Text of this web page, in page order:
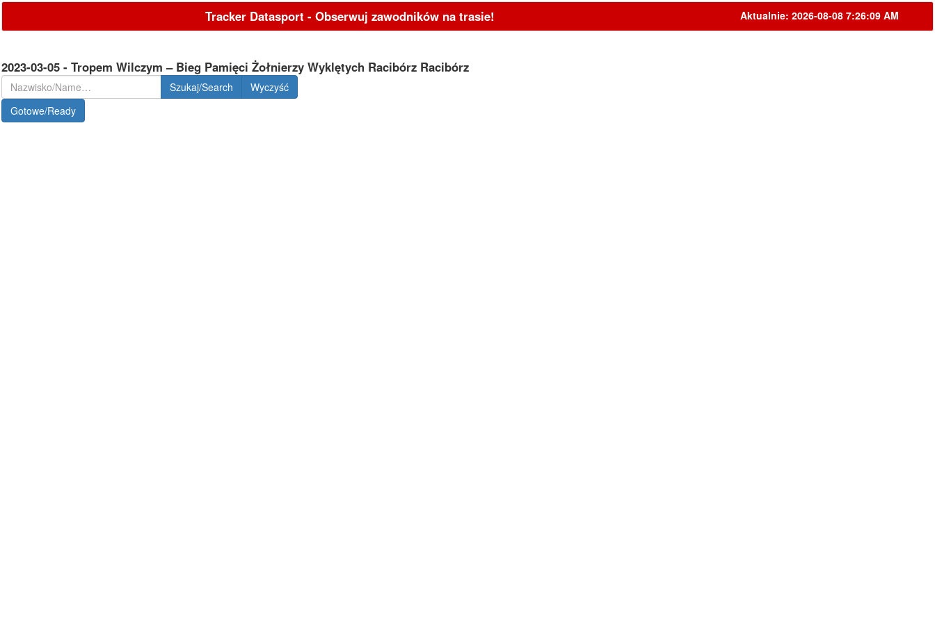
Tracker Datasport - Obserwuj zawodników na trasie! Aktualnie: 2026-08-08 7:26:09 AM
2023-03-05 - Tropem Wilczym – Bieg Pamięci Żołnierzy Wyklętych Racibórz Racibórz
Szukaj/Search
Gotowe/Ready